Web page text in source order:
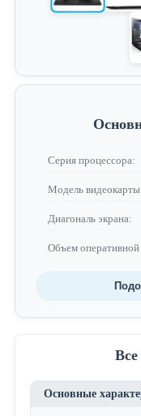
Серия процессора:
Модель
Диагональ экрана:
Объем оперативной
Все
Основные